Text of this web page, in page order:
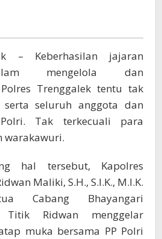
Polri
– Keberhasilan jajaran
mengelola dan
Trenggalek tentu tak
seluruh anggota dan
Tak terkecuali para
warakawuri.
hal tersebut, Kapolres
Maliki, S.H., S.I.K., M.I.K.
Cabang Bhayangari
Titik Ridwan menggelar
muka bersama PP Polri